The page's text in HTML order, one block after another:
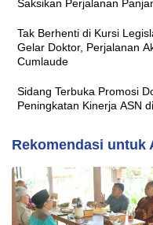
Saksikan Perjalanan
Tak Berhenti di Kursi
Gelar Doktor, Perjalanan
Cumlaude
Sidang Terbuka Promosi
Peningkatan Kinerja ASN
Rekomendasi untuk